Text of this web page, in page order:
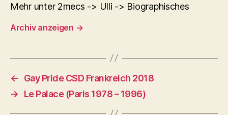
Mehr unter 2mecs -> Ulli -> Biographisches
Archiv anzeigen →
←
Gay Pride CSD Frankreich 2018
→
Le Palace (Paris 1978 – 1996)